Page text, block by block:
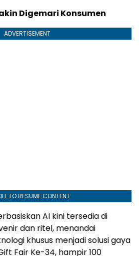
Digemari Konsumen
ADVERTISEMENT
TO RESUME CONTENT
AI kini tersedia di
dan ritel, menandai
khusus menjadi solusi gaya
Fair Ke-34, hampir 100